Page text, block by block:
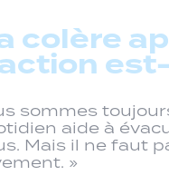
colère
sommes
aide à
Mais il ne faut
»